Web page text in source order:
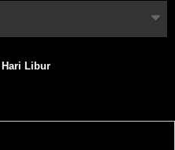
Hari Libur